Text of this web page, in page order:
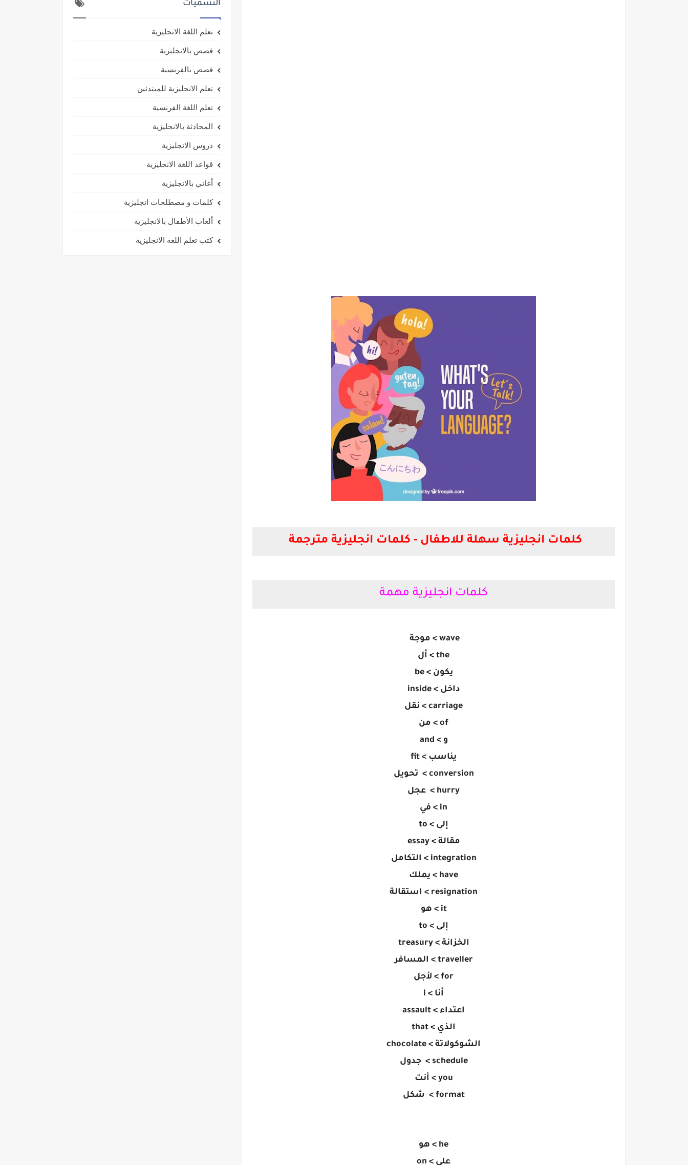
كلمات انجليزية سهلة للاطفال - كلمات انجليزية مترجمة
كلمات انجليزية مهمة
wave > موجة
the > أل
يكون > be
داخل > inside
carriage > نقل
of > من
و > and
يناسب > fit
conversion > تحويل
hurry > عجل
in > في
إلى > to
مقالة > essay
integration > التكامل
have > يملك
resignation > استقالة
it > هو
إلى > to
الخزانة > treasury
traveller > المسافر
for > لأجل
أنا > i
اعتداء > assault
الذي > that
الشوكولاتة > chocolate
schedule > جدول
you > أنت
format > شكل
he > هو
على > on
التسميات
تعلم اللغة الانجليزية
قصص بالانجليزية
قصص بالفرنسية
تعلم الانجليزية للمبتدئين
تعلم اللغة الفرنسية
المحادثة بالانجليزية
دروس الانجليزية
قواعد اللغة الانجليزية
أغاني بالانجليزية
كلمات و مصطلحات انجليزية
ألعاب الأطفال بالانجليزية
كتب تعلم اللغة الانجليزية